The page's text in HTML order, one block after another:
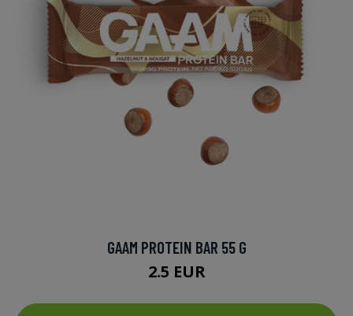
GAAM PROTEIN BAR 55 G
2.5 EUR